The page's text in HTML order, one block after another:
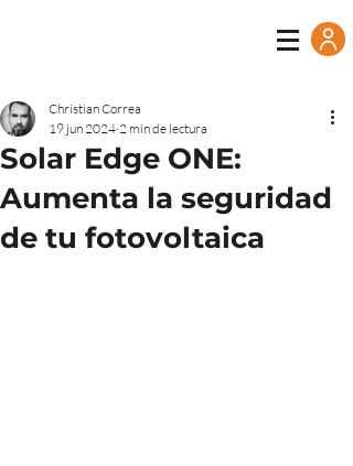
Solar Edge ONE:
Aumenta la seguridad
de tu fotovoltaica
Christian Correa
19 jun 2024 2 min de lectura